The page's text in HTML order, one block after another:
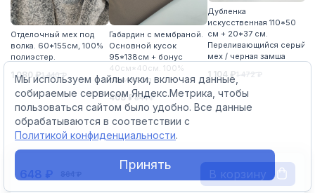
648 ₽ В корзину
Отделочный мех под
волка. 60*155см, 100%
полиэстер.
1 080 ₽ 1 440 ₽
Габардин с мембраной.
Основной кусок
95*138см + бонус
40см*40см. 100%
полиэстер
408 ₽544 ₽
Дубленка
искусственная 110*50
см + 20*37 см.
Переливающийся серый
мех / черная замша
1 104 ₽ 1 472 ₽
Мы используем файлы куки, включая данные,
собираемые сервисом Яндекс.Метрика, чтобы
пользоваться сайтом было удобно. Все данные
обрабатываются в соответствии с
Политикой конфиденциальности.
Принять